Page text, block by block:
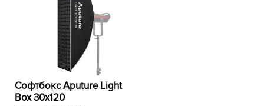
Софтбокс Aputure Light
Box 30x120